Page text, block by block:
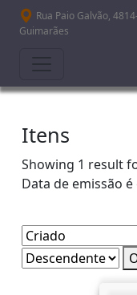
Passar para o
Rua Paio Galvão,
Guimarães
Itens
Showing 1 result
Data de emissão